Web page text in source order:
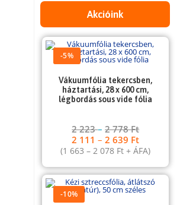
Akcióink
-5%
Vákuumfólia tekercsben,
háztartási, 28 x 600 cm,
légbordás sous vide fólia
2 223–2 778Ft
2 111–2 639 Ft
(1 663–2 078 Ft + ÁFA)
-10%